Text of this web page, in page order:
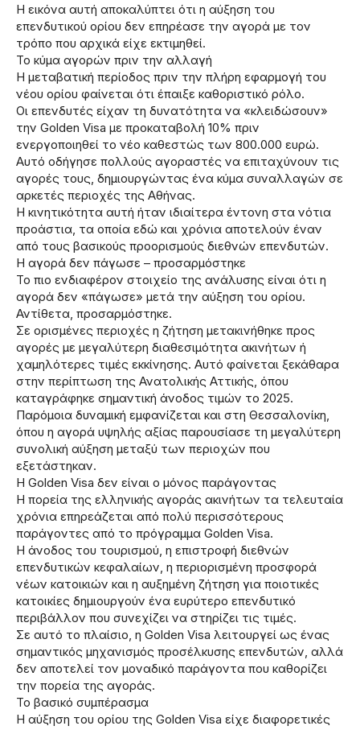
Η εικόνα αυτή αποκαλύπτει ότι η αύξηση του
επενδυτικού ορίου δεν επηρέασε την αγορά με τον
τρόπο που αρχικά είχε εκτιμηθεί.
Το κύμα αγορών πριν την αλλαγή
Η μεταβατική περίοδος πριν την πλήρη εφαρμογή του
νέου ορίου φαίνεται ότι έπαιξε καθοριστικό ρόλο.
Οι επενδυτές είχαν τη δυνατότητα να «κλειδώσουν»
την Golden Visa με προκαταβολή 10% πριν
ενεργοποιηθεί το νέο καθεστώς των 800.000 ευρώ.
Αυτό οδήγησε πολλούς αγοραστές να επιταχύνουν τις
αγορές τους, δημιουργώντας ένα κύμα συναλλαγών σε
αρκετές περιοχές της Αθήνας.
Η κινητικότητα αυτή ήταν ιδιαίτερα έντονη στα νότια
προάστια, τα οποία εδώ και χρόνια αποτελούν έναν
από τους βασικούς προορισμούς διεθνών επενδυτών.
Η αγορά δεν πάγωσε – προσαρμόστηκε
Το πιο ενδιαφέρον στοιχείο της ανάλυσης είναι ότι η
αγορά δεν «πάγωσε» μετά την αύξηση του ορίου.
Αντίθετα, προσαρμόστηκε.
Σε ορισμένες περιοχές η ζήτηση μετακινήθηκε προς
αγορές με μεγαλύτερη διαθεσιμότητα ακινήτων ή
χαμηλότερες τιμές εκκίνησης. Αυτό φαίνεται ξεκάθαρα
στην περίπτωση της Ανατολικής Αττικής, όπου
καταγράφηκε σημαντική άνοδος τιμών το 2025.
Παρόμοια δυναμική εμφανίζεται και στη Θεσσαλονίκη,
όπου η αγορά υψηλής αξίας παρουσίασε τη μεγαλύτερη
συνολική αύξηση μεταξύ των περιοχών που
εξετάστηκαν.
Η Golden Visa δεν είναι ο μόνος παράγοντας
Η πορεία της ελληνικής αγοράς ακινήτων τα τελευταία
χρόνια επηρεάζεται από πολύ περισσότερους
παράγοντες από το πρόγραμμα Golden Visa.
Η άνοδος του τουρισμού, η επιστροφή διεθνών
επενδυτικών κεφαλαίων, η περιορισμένη προσφορά
νέων κατοικιών και η αυξημένη ζήτηση για ποιοτικές
κατοικίες δημιουργούν ένα ευρύτερο επενδυτικό
περιβάλλον που συνεχίζει να στηρίζει τις τιμές.
Σε αυτό το πλαίσιο, η Golden Visa λειτουργεί ως ένας
σημαντικός μηχανισμός προσέλκυσης επενδυτών, αλλά
δεν αποτελεί τον μοναδικό παράγοντα που καθορίζει
την πορεία της αγοράς.
Το βασικό συμπέρασμα
Η αύξηση του ορίου της Golden Visa είχε διαφορετικές